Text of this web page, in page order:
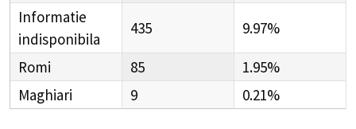
Informatie
indisponibila
435 9.97%
Romi 85
1.95%
Maghiari
9 0.21%